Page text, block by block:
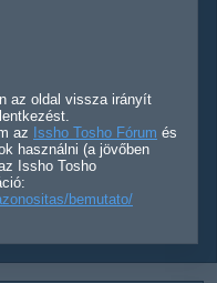
az oldal vissza irányít
az Issho Tosho Fórum és
használni (a jövőben
Issho Tosho
bemutato/